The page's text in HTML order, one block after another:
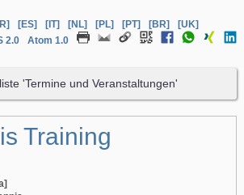
[ES] [IT] [NL] [PL] [PT] [BR]
[UK]
2.0
Atom 1.0
'Termine und Veranstaltungen'
Training